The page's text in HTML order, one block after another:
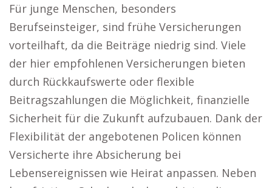
Für junge Menschen, besonders
Berufseinsteiger, sind frühe Versicherungen
vorteilhaft, da die Beiträge niedrig sind. Viele
der hier empfohlenen Versicherungen bieten
durch Rückkaufswerte oder flexible
Beitragszahlungen die Möglichkeit, finanzielle
Sicherheit für die Zukunft aufzubauen. Dank der
Flexibilität der angebotenen Policen können
Versicherte ihre Absicherung bei
Lebensereignissen wie Heirat anpassen. Neben